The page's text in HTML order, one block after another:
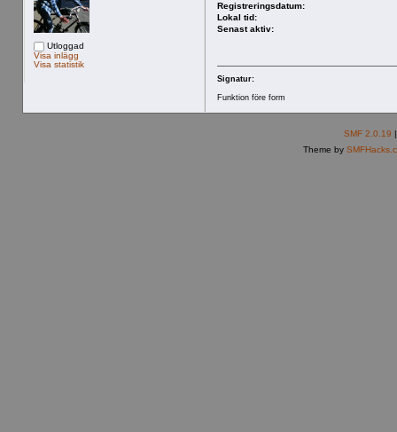
Utloggad
Visa inlägg
Visa statistik
Registreringsdatum:
Lokal tid:
Senast aktiv:
Signatur:
Funktion före form
SMF 2.0.19
Theme by